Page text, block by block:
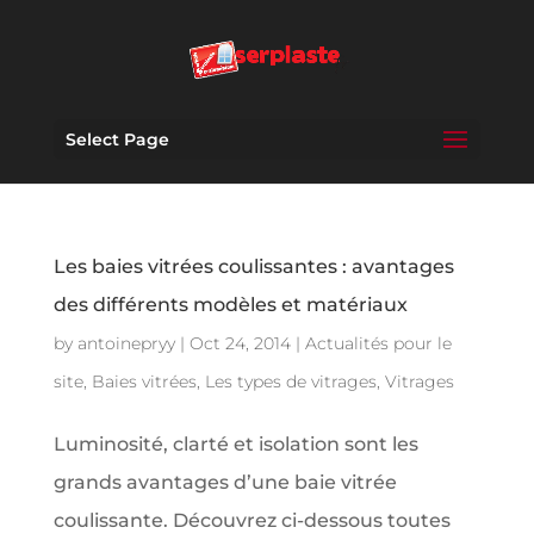
Select Page
Les baies vitrées coulissantes : avantages
des différents modèles et matériaux
by antoinepryy| Oct 24, 2014| Actualités pour le
site, Baies vitrées, Les types de vitrages, Vitrages
Luminosité, clarté et isolation sont les
grands avantages d’une baie vitrée
coulissante. Découvrez ci-dessous toutes